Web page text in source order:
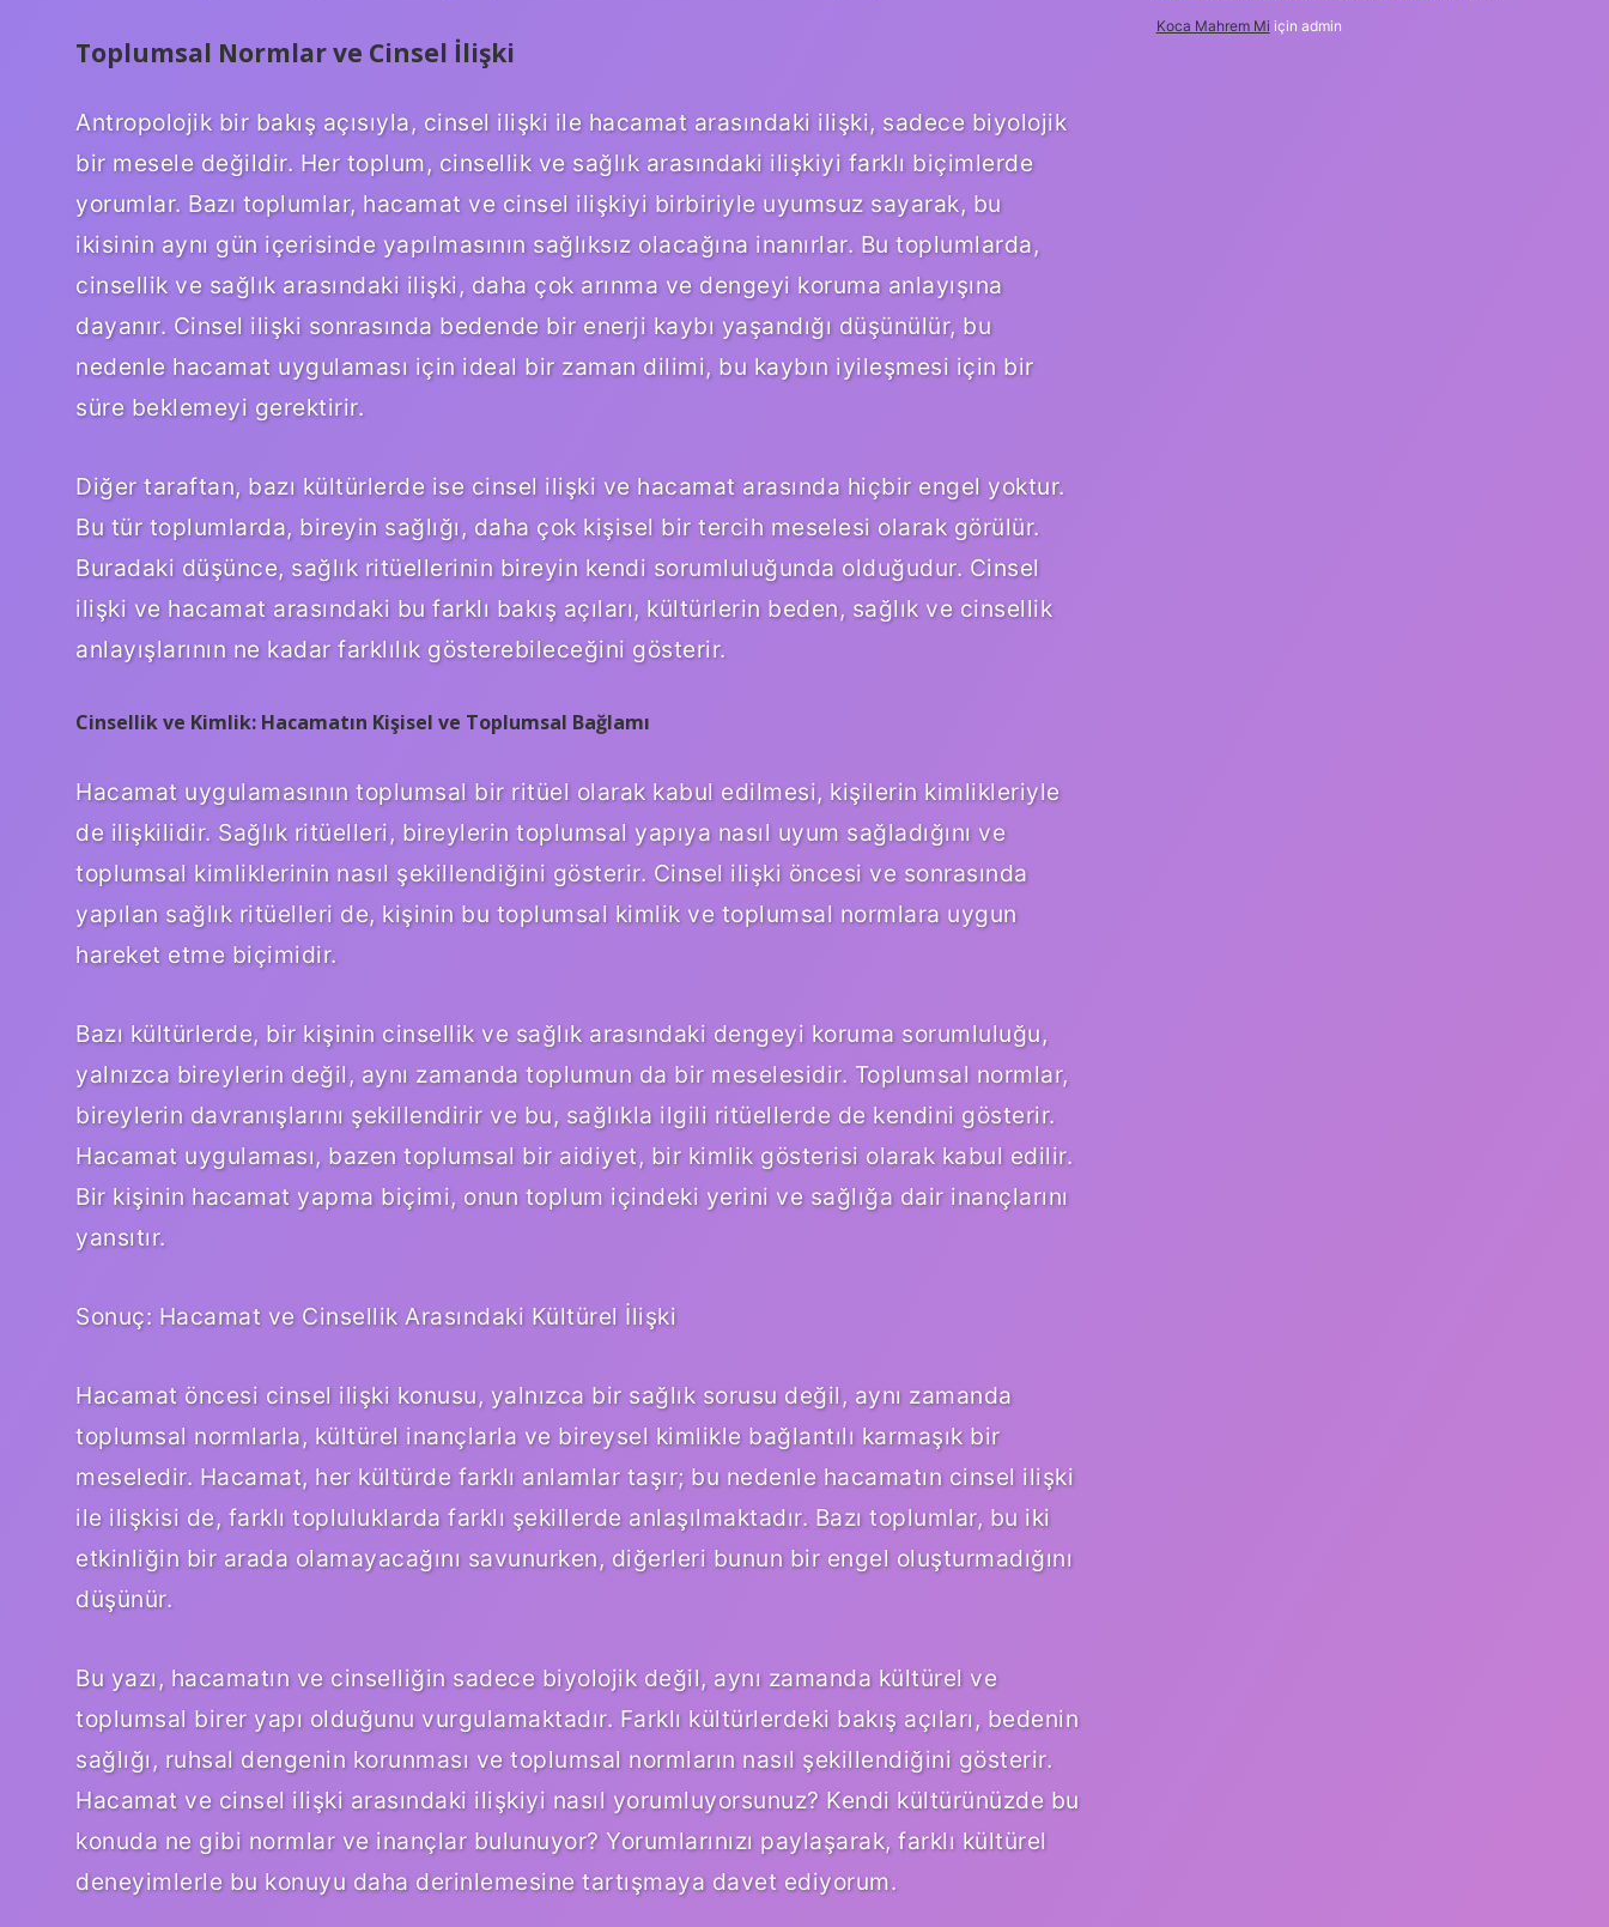
Toplumsal Normlar ve Cinsel İlişki
Antropolojik bir bakış açısıyla, cinsel ilişki ile hacamat arasındaki ilişki, sadece biyolojik
bir mesele değildir. Her toplum, cinsellik ve sağlık arasındaki ilişkiyi farklı biçimlerde
yorumlar. Bazı toplumlar, hacamat ve cinsel ilişkiyi birbiriyle uyumsuz sayarak, bu
ikisinin aynı gün içerisinde yapılmasının sağlıksız olacağına inanırlar. Bu toplumlarda,
cinsellik ve sağlık arasındaki ilişki, daha çok arınma ve dengeyi koruma anlayışına
dayanır. Cinsel ilişki sonrasında bedende bir enerji kaybı yaşandığı düşünülür, bu
nedenle hacamat uygulaması için ideal bir zaman dilimi, bu kaybın iyileşmesi için bir
süre beklemeyi gerektirir.
Diğer taraftan, bazı kültürlerde ise cinsel ilişki ve hacamat arasında hiçbir engel yoktur.
Bu tür toplumlarda, bireyin sağlığı, daha çok kişisel bir tercih meselesi olarak görülür.
Buradaki düşünce, sağlık ritüellerinin bireyin kendi sorumluluğunda olduğudur. Cinsel
ilişki ve hacamat arasındaki bu farklı bakış açıları, kültürlerin beden, sağlık ve cinsellik
anlayışlarının ne kadar farklılık gösterebileceğini gösterir.
Cinsellik ve Kimlik: Hacamatın Kişisel ve Toplumsal Bağlamı
Hacamat uygulamasının toplumsal bir ritüel olarak kabul edilmesi, kişilerin kimlikleriyle
de ilişkilidir. Sağlık ritüelleri, bireylerin toplumsal yapıya nasıl uyum sağladığını ve
toplumsal kimliklerinin nasıl şekillendiğini gösterir. Cinsel ilişki öncesi ve sonrasında
yapılan sağlık ritüelleri de, kişinin bu toplumsal kimlik ve toplumsal normlara uygun
hareket etme biçimidir.
Bazı kültürlerde, bir kişinin cinsellik ve sağlık arasındaki dengeyi koruma sorumluluğu,
yalnızca bireylerin değil, aynı zamanda toplumun da bir meselesidir. Toplumsal normlar,
bireylerin davranışlarını şekillendirir ve bu, sağlıkla ilgili ritüellerde de kendini gösterir.
Hacamat uygulaması, bazen toplumsal bir aidiyet, bir kimlik gösterisi olarak kabul edilir.
Bir kişinin hacamat yapma biçimi, onun toplum içindeki yerini ve sağlığa dair inançlarını
yansıtır.
Sonuç: Hacamat ve Cinsellik Arasındaki Kültürel İlişki
Hacamat öncesi cinsel ilişki konusu, yalnızca bir sağlık sorusu değil, aynı zamanda
toplumsal normlarla, kültürel inançlarla ve bireysel kimlikle bağlantılı karmaşık bir
meseledir. Hacamat, her kültürde farklı anlamlar taşır; bu nedenle hacamatın cinsel ilişki
ile ilişkisi de, farklı topluluklarda farklı şekillerde anlaşılmaktadır. Bazı toplumlar, bu iki
etkinliğin bir arada olamayacağını savunurken, diğerleri bunun bir engel oluşturmadığını
düşünür.
Bu yazı, hacamatın ve cinselliğin sadece biyolojik değil, aynı zamanda kültürel ve
toplumsal birer yapı olduğunu vurgulamaktadır. Farklı kültürlerdeki bakış açıları, bedenin
sağlığı, ruhsal dengenin korunması ve toplumsal normların nasıl şekillendiğini gösterir.
Hacamat ve cinsel ilişki arasındaki ilişkiyi nasıl yorumluyorsunuz? Kendi kültürünüzde bu
konuda ne gibi normlar ve inançlar bulunuyor? Yorumlarınızı paylaşarak, farklı kültürel
deneyimlerle bu konuyu daha derinlemesine tartışmaya davet ediyorum.
Koca Mahrem Mi için admin